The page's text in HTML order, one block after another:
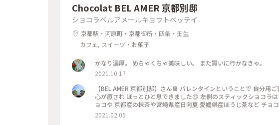
Chocolat BEL AMER 京都別邸
ショコラベルアメールキョウトベッテイ
京都駅・河原町・京都御所・四条・壬生
カフェ, スイーツ・お菓子
かなり濃厚。 めちゃくちゃ美味しい。 また買いに行かなきゃ。
2021.10.17
【BEL AMER 京都別邸】さん🍫 バレンタインということで 自分用ご褒美チョコを購入✨ 可愛くて美味しいチョコに
心が癒され ほっとひと息できました😍 左側のスティックショコラは キャラメルやルビーチョコ、 右側はお酒入りチ
ョコや 京都産の抹茶や宮崎県産日向夏 愛媛県産ほうじ茶など チョコと一言で言っても たくさんの味を楽しめる✨ パ
ッケージやデザインもとても可愛いので ご褒美チョコでもプレゼ
2021.02.05